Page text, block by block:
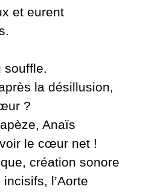
et eurent
souffle.
la désillusion,
?
Anaïs
le cœur net !
création sonore
l’Aorte